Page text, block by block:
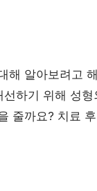
해 알아보려고
하기 위해 성
줄까요? 치료